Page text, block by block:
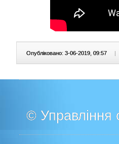
Опубліковано: 3-06-2019, 09:57 |
© Управління